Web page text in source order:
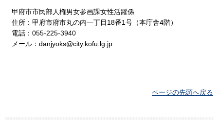
甲府市市民部人権男女参画課女性活躍係
住所：甲府市府市丸の内一丁目18番1号（本庁舎4階）
電話：055-225-3940
メール：danjyoks@city.kofu.lg.jp
ページの先頭へ戻る